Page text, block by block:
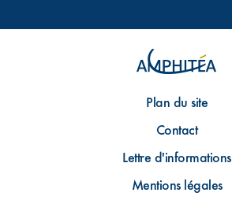
Plan du site
Contact
Lettre d'informations
Mentions légales